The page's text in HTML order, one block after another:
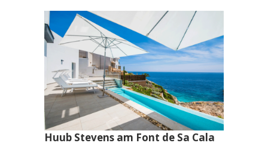
Huub Stevens am Font de Sa Cala